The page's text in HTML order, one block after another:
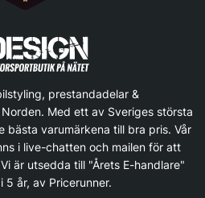
prestandadelar &
Med ett av Sveriges största
bästa varumärkena till bra pris. Vår
i live-chatten och mailen för att
är utsedda till "Årets E-handlare"
5 år, av Pricerunner.